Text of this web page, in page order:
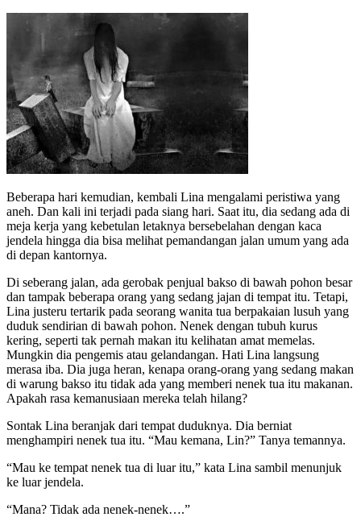
Beberapa hari kemudian, kembali Lina mengalami peristiwa yang
aneh. Dan kali ini terjadi pada siang hari. Saat itu, dia sedang ada di
meja kerja yang kebetulan letaknya bersebelahan dengan kaca
jendela hingga dia bisa melihat pemandangan jalan umum yang ada
di depan kantornya.
Di seberang jalan, ada gerobak penjual bakso di bawah pohon besar
dan tampak beberapa orang yang sedang jajan di tempat itu. Tetapi,
Lina justeru tertarik pada seorang wanita tua berpakaian lusuh yang
duduk sendirian di bawah pohon. Nenek dengan tubuh kurus
kering, seperti tak pernah makan itu kelihatan amat memelas.
Mungkin dia pengemis atau gelandangan. Hati Lina langsung
merasa iba. Dia juga heran, kenapa orang-orang yang sedang makan
di warung bakso itu tidak ada yang memberi nenek tua itu makanan.
Apakah rasa kemanusiaan mereka telah hilang?
Sontak Lina beranjak dari tempat duduknya. Dia berniat
menghampiri nenek tua itu. “Mau kemana, Lin?” Tanya temannya.
“Mau ke tempat nenek tua di luar itu,” kata Lina sambil menunjuk
ke luar jendela.
“Mana? Tidak ada nenek-nenek….”